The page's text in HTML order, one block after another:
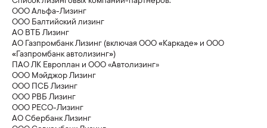
Sollers ST9/СТ9
Помощь на дорогах
Телематика
Сервисные кампании
ООО Альфа-Лизинг
ООО Балтийский лизинг
АО ВТБ Лизинг
АО Газпромбанк Лизинг (включая ООО«Каркаде» и ООО
«Газпромбанк автолизинг»)
ПАО ЛК Европлан и ООО «Автолизинг»
ООО Мэйджор Лизинг
ООО ПСБ Лизинг
ООО РВБ Лизинг
ООО РЕСО-Лизинг
АО Сбербанк Лизинг